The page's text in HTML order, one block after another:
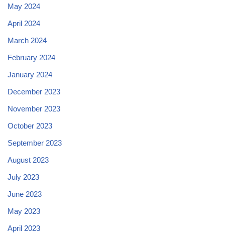
May 2024
April 2024
March 2024
February 2024
January 2024
December 2023
November 2023
October 2023
September 2023
August 2023
July 2023
June 2023
May 2023
April 2023